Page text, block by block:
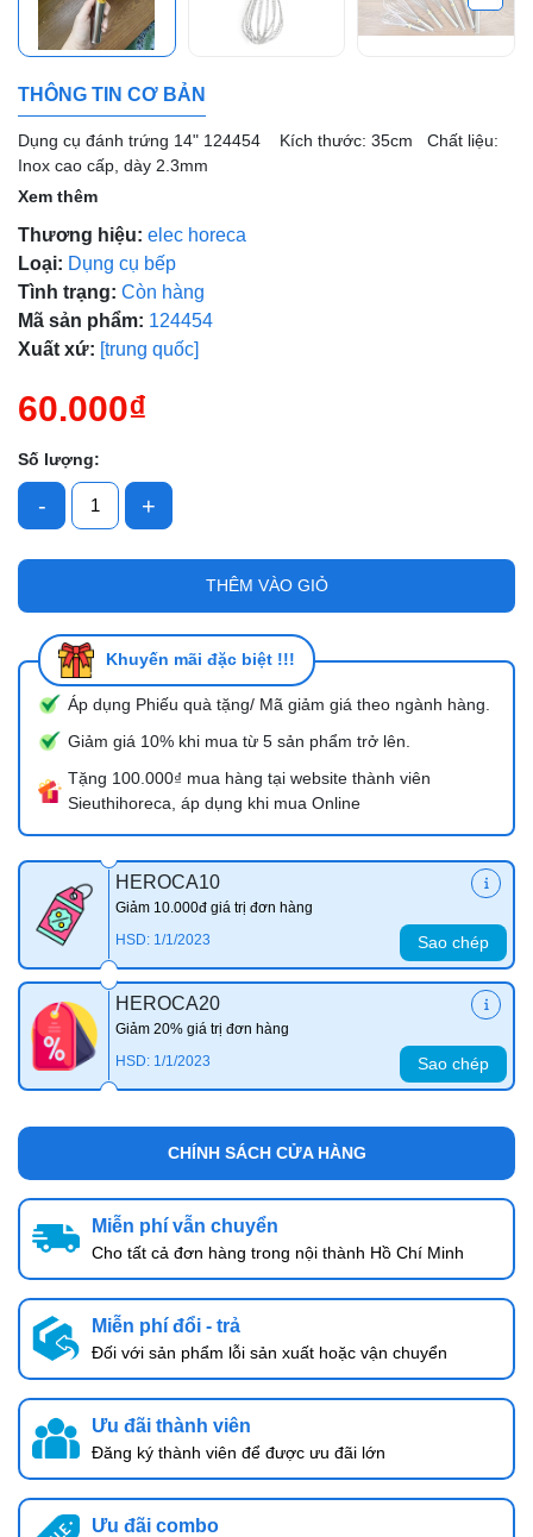
THÔNG TIN CƠ BẢN
Dụng cụ đánh trứng 14" 124454 Kích thước: 35cm Chất liệu:
Inox cao cấp, dày 2.3mm
Xem thêm
Thương hiệu: elec horeca
Loại: Dụng cụ bếp
Tình trạng: Còn hàng
Mã sản phẩm: 124454
Xuất xứ: [trung quốc]
60.000₫
Số lượng:
- +
THÊM VÀO GIỎ
Khuyến mãi đặc biệt !!!
Áp dụng Phiếu quà tặng/ Mã giảm giá theo ngành hàng.
Giảm giá 10% khi mua từ 5 sản phẩm trở lên.
Tặng 100.000₫ mua hàng tại website thành viên
Sieuthihoreca, áp dụng khi mua Online
HEROCA10
Giảm 10.000đ giá trị đơn hàng
HSD: 1/1/2023
Sao chép
HEROCA20
Giảm 20% giá trị đơn hàng
HSD: 1/1/2023
Sao chép
Mã giảm giá:
Ngày hết hạn:
CHÍNH SÁCH CỬA HÀNG
Miễn phí vẫn chuyển
Cho tất cả đơn hàng trong nội thành Hồ Chí Minh
Miễn phí đổi - trả
Đối với sản phẩm lỗi sản xuất hoặc vận chuyển
Ưu đãi thành viên
Đăng ký thành viên để được ưu đãi lớn
Ưu đãi combo